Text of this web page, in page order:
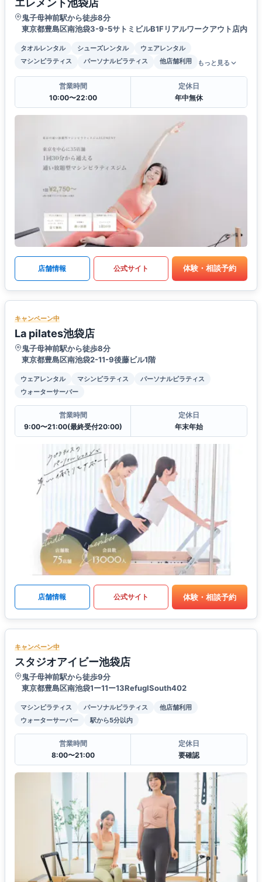
エレメント池袋店
鬼子母神前駅から徒歩8分
東京都豊島区南池袋3-9-5サトミビルB1Fリアルワークアウト店内
タオルレンタル シューズレンタル
ウェアレンタル
マシンピラティス
パーソナルピラティス 他店舗利用 もっと見る
営業時間
10:00〜22:00
定休日
年中無休
店舗情報 公式サイト 体験・相談予約
キャンペーン中
La pilates池袋店
鬼子母神前駅から徒歩8分
東京都豊島区南池袋2-11-9後藤ビル1階
ウェアレンタル マシンピラティス
パーソナルピラティス
ウォーターサーバー
営業時間
9:00〜21:00(最終受付20:00)
定休日
年末年始
店舗情報 公式サイト 体験・相談予約
キャンペーン中
スタジオアイビー池袋店
鬼子母神前駅から徒歩9分
東京都豊島区南池袋1ー11ー13RefugISouth402
マシンピラティス パーソナルピラティス
他店舗利用
ウォーターサーバー
駅から5分以内
営業時間
8:00〜21:00
定休日
要確認